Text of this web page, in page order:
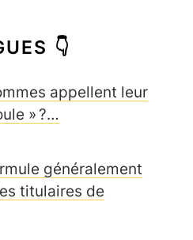
👇
appellent leur
» ?…
généralement
titulaires de